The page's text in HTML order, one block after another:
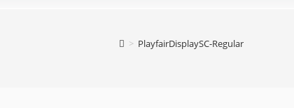
> PlayfairDisplaySC-Regular